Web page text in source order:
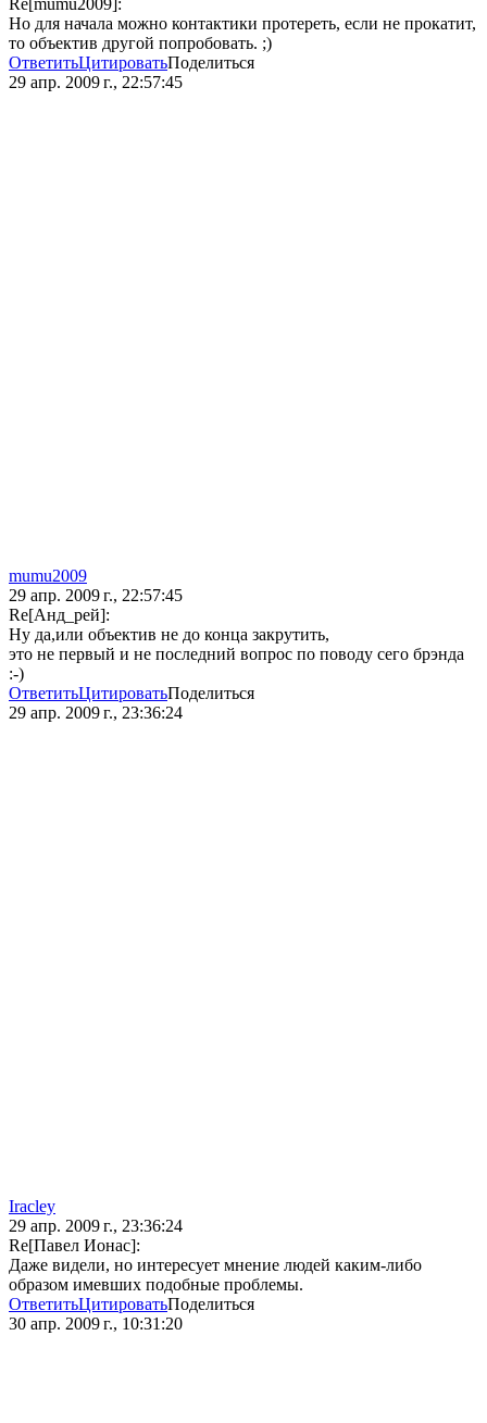
Re[mumu2009]:
Но для начала можно контактики протереть, если не прокатит,
то объектив другой попробовать. ;)
ОтветитьЦитироватьПоделиться
29 апр. 2009 г., 22:57:45
mumu2009
29 апр. 2009 г., 22:57:45
Re[Анд_рей]:
Ну да,или объектив не до конца закрутить,
это не первый и не последний вопрос по поводу сего брэнда
:-)
ОтветитьЦитироватьПоделиться
29 апр. 2009 г., 23:36:24
Iracley
29 апр. 2009 г., 23:36:24
Re[Павел Ионас]:
Даже видели, но интересует мнение людей каким-либо
образом имевших подобные проблемы.
ОтветитьЦитироватьПоделиться
30 апр. 2009 г., 10:31:20